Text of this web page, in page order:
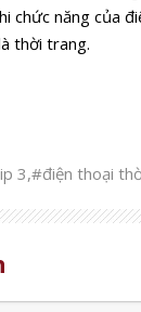
chức năng của
thời trang.
3,#điện thoại